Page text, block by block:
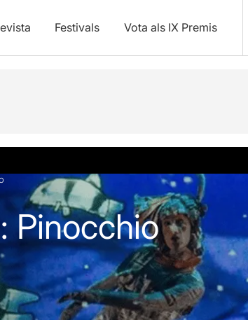
Festivals Vota als IX Premis
Pinocchio